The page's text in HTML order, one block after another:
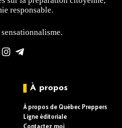
responsable.
À propos
À propos de Québec Preppers
Ligne éditoriale
Contactez moi